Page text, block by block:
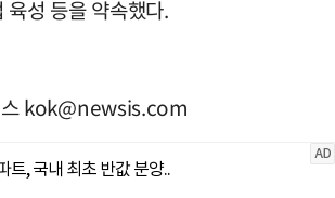
육성 등을 약속했다.
kok@newsis.com